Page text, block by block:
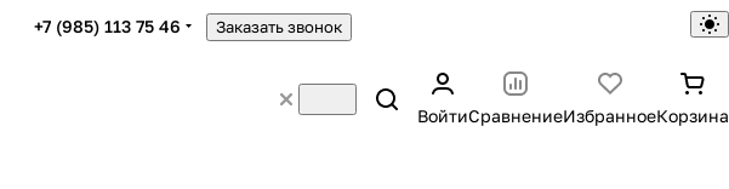
+7 (985) 113 75 46 Заказать звонок
ВойтиСравнениеИзбранноеКорзина